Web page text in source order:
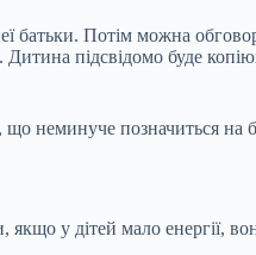
батьки. Потім можна
підсвідомо буде
неминуче позначиться на
якщо у дітей мало енергії,